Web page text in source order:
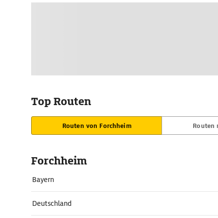
Top Routen
Routen von Forchheim Routen
Forchheim
Bayern
Deutschland